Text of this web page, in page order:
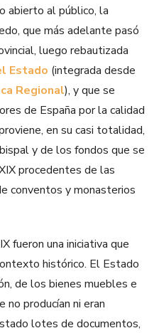
abierto al público, la
que más adelante pasó
luego rebautizada
Estado (integrada desde
Regional), y que se
de España por la calidad
en su casi totalidad,
y de los fondos que se
procedentes de las
conventos y monasterios
fueron una iniciativa que
histórico. El Estado
de los bienes muebles e
producían ni eran
lotes de documentos,